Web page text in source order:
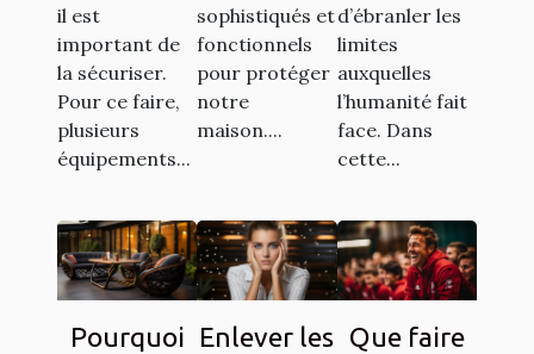
il est
important de
la sécuriser.
Pour ce faire,
plusieurs
équipements...
sophistiqués et
fonctionnels
pour protéger
notre
maison....
d’ébranler les
limites
auxquelles
l’humanité fait
face. Dans
cette...
Pourquoi Enlever les Que faire